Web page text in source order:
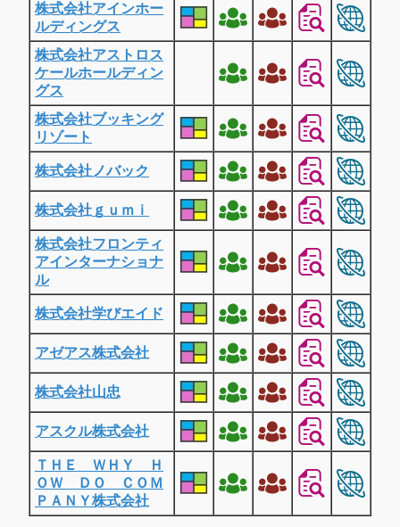
株式会社アインホー
ルディングス
株式会社アストロス
ケールホールディン
グス
株式会社ブッキング
リゾート
株式会社ノバック
株式会社ｇｕｍｉ
株式会社フロンティ
アインターナショナ
ル
株式会社学びエイド
アゼアス株式会社
株式会社山忠
アスクル株式会社
ＴＨＥ ＷＨＹ Ｈ
ＯＷ ＤＯ ＣＯＭ
ＰＡＮＹ株式会社